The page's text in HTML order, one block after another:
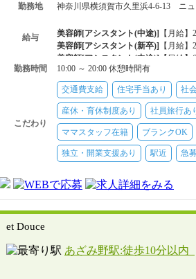
勤務地 神奈川県横須賀市久里浜4-6-13 ニ
給与 美容師[アシスタント(中途)] 【月給】
美容師[アシスタント(新卒)] 【月給】
美容師[アシスタント(中途)] 【日給】
勤務時間
10:00 ～ 20:00 休憩時間有
こだわり
交通費支給 住宅手当あり 社
産休・育休制度あり 社員旅行あ
ママスタッフ在籍 ブランクOK
独立・開業支援あり 駅近 急
et Douce
あざみ野駅:徒歩10分以内